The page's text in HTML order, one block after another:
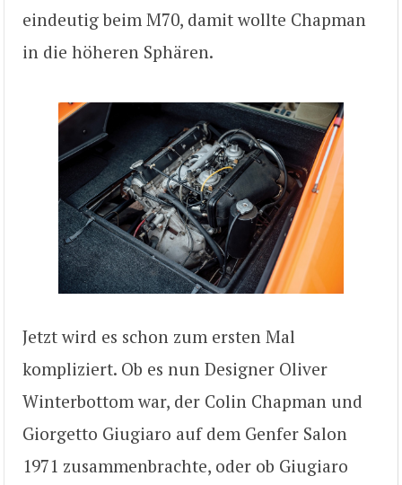
eindeutig beim M70, damit wollte Chapman
in die höheren Sphären.
Jetzt wird es schon zum ersten Mal
kompliziert. Ob es nun Designer Oliver
Winterbottom war, der Colin Chapman und
Giorgetto Giugiaro auf dem Genfer Salon
1971 zusammenbrachte, oder ob Giugiaro